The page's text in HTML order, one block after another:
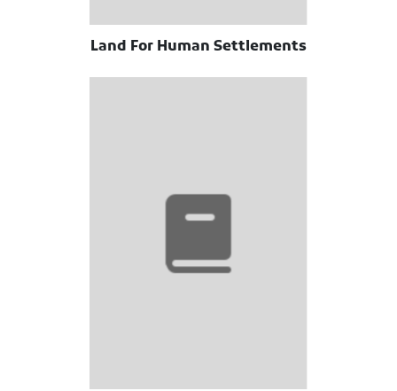
Land For Human Settlements